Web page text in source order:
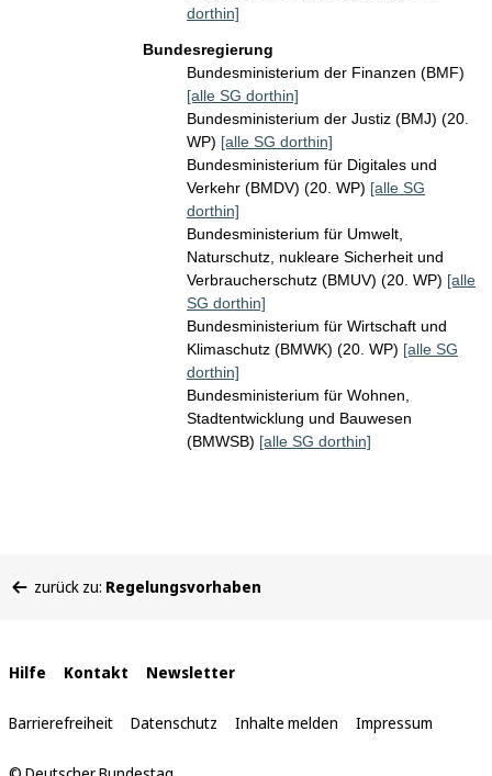
dorthin]
Bundesregierung
Bundesministerium der Finanzen (BMF)
[alle SG dorthin]
Bundesministerium der Justiz (BMJ) (20.
WP) [alle SG dorthin]
Bundesministerium für Digitales und
Verkehr (BMDV) (20. WP) [alle SG
dorthin]
Bundesministerium für Umwelt,
Naturschutz, nukleare Sicherheit und
Verbraucherschutz (BMUV) (20. WP) [alle
SG dorthin]
Bundesministerium für Wirtschaft und
Klimaschutz (BMWK) (20. WP) [alle SG
dorthin]
Bundesministerium für Wohnen,
Stadtentwicklung und Bauwesen
(BMWSB) [alle SG dorthin]
befinden
zurück zu: Regelungsvorhaben
Interne
Links
Hilfe Kontakt Newsletter
Barrierefreiheit Datenschutz Inhalte melden Impressum